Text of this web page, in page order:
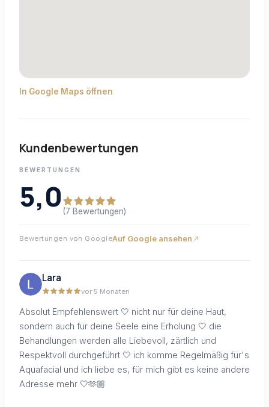
In Google Maps öffnen
Kundenbewertungen
BEWERTUNGEN
5,0 (7 Bewertungen)
Bewertungen von GoogleAuf Google ansehen
Lara
vor 5 Monaten
Absolut Empfehlenswert 🤍 nicht nur für deine Haut,
sondern auch für deine Seele eine Erholung 🤍 die
Behandlungen werden alle Liebevoll, zärtlich und
Respektvoll durchgeführt 🤍 ich komme Regelmäßig für's
Aquafacial und ich liebe es, für mich gibt es keine andere
Adresse mehr 🤍🫶🏼